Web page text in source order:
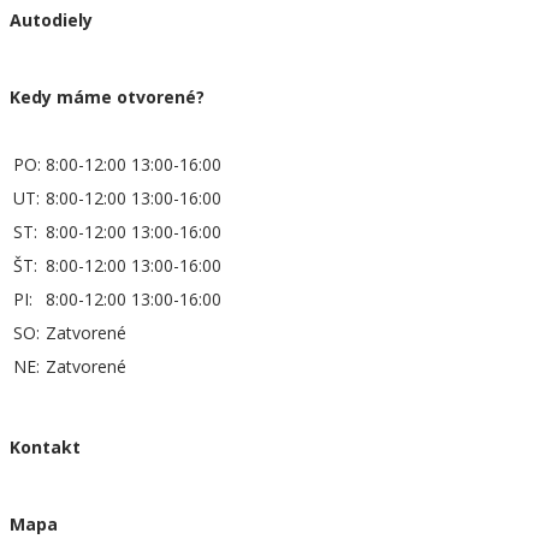
Autodiely
Kedy máme otvorené?
PO: 8:00-12:00 13:00-16:00
UT: 8:00-12:00 13:00-16:00
ST: 8:00-12:00 13:00-16:00
ŠT: 8:00-12:00 13:00-16:00
PI:
8:00-12:00 13:00-16:00
SO: Zatvorené
NE: Zatvorené
Kontakt
Mapa